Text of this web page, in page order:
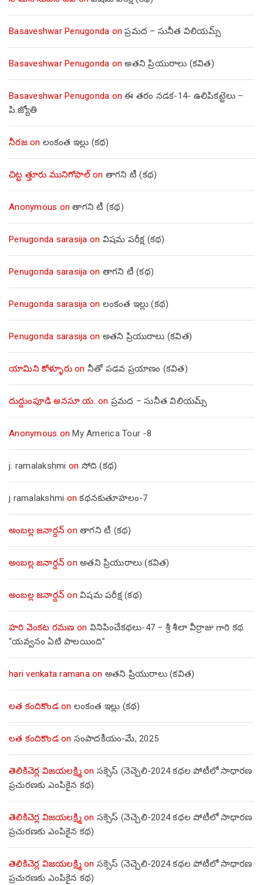
Basaveshwar Penugonda onప్రమద – సునీత విలియమ్స్
Basaveshwar Penugonda onఅతని ప్రియురాలు (కవిత)
Basaveshwar Penugonda onఈ తరం నడక-14- ఉలిపికట్టెలు –
పి.జ్యోతి
నీరజon లంకంత ఇల్లు (కథ)
చిట్ట త్తూరు మునిగోపాల్on తాగని టీ (కథ)
Anonymous onతాగని టీ (కథ)
Penugonda sarasija on విషమ పరీక్ష (క‌థ‌)
Penugonda sarasija on తాగని టీ (కథ)
Penugonda sarasija on లంకంత ఇల్లు (కథ)
Penugonda sarasija on అతని ప్రియురాలు (కవిత)
యామిని కోళ్ళూరుon నీతో పడవ ప్రయాణం (కవిత)
దుద్దుంపూడి అనసూ య. on ప్రమద – సునీత విలియమ్స్
Anonymous onMy America Tour -8
j. ramalakshmi on సోది (కథ)
j ramalakshmi onకథనకుతూహలం-7
అంబల్ల జనార్దన్ on తాగని టీ (కథ)
అంబల్ల జనార్దన్ on అతని ప్రియురాలు (కవిత)
అంబల్ల జనార్దన్ on విషమ పరీక్ష (క‌థ‌)
హరి వెంకట రమణ on వినిపించేకథలు-47 – శ్రీ శీలా వీర్రాజు గారి కథ
“యవ్వనం ఏటి పాలయింది”
hari venkata ramanaon అతని ప్రియురాలు (కవిత)
లత కందికొండon లంకంత ఇల్లు (కథ)
లత కందికొండon సంపాదకీయం-మే, 2025
తెలికిచెర్ల విజయలక్ష్మిon సక్సెస్ (నెచ్చెలి-2024 కథల పోటీలో సాధారణ
ప్రచురణకు ఎంపికైన కథ)
తెలికిచెర్ల విజయలక్ష్మిon సక్సెస్ (నెచ్చెలి-2024 కథల పోటీలో సాధారణ
ప్రచురణకు ఎంపికైన కథ)
తెలికిచెర్ల విజయలక్ష్మిon సక్సెస్ (నెచ్చెలి-2024 కథల పోటీలో సాధారణ
ప్రచురణకు ఎంపికైన కథ)